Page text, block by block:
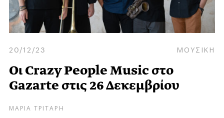
20/12/23 ΜΟΥΣΙΚΗ
Οι Crazy People Music στο
Gazarte στις 26 Δεκεμβρίου
ΜΑΡΙΑ ΤΡΙΤΑΡΗ